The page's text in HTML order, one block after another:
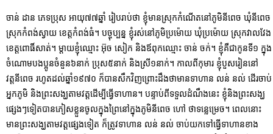
ចាន់ ដាន ភេទប្រុស អាយុ៧៧ឆ្នាំ រៀបរាប់ថា ខ្ញុំមានស្រុកកំណើតនៅភូមិនីពេច ឃុំនីពេច
ស្រុកកំពង់ស្វាយ ខេត្តកំពង់ធំ។ បច្ចុប្បន្ន ខ្ញុំរស់នៅភូមិប្រម៉ោយ ឃុំប្រម៉ោយ ស្រុកវាលវែង
ខេត្តពោធិ៍សាត់។ ម្តាយខ្ញុំឈ្មោះ អ៊ុច សៀក និងឪពុកឈ្មោះ ចាន់ ចក់។ ខ្ញុំគឺជាកូនទី១ ក្នុង
ចំណោមបងប្អូនចំនួន៦នាក់ ប្រុស៥នាក់ និងស្រី១នាក់។ កាលពីកុមារ ខ្ញុំបួសរៀននៅ
វត្តនីពេច រហូតដល់ឆ្នាំ១៩៧០ ក៏បានសឹកវិញព្រោះដឹងថាមានទាហាន លន់ នល់ ដើរចាប់
អ្នកភូមិ និងព្រះសង្ឃតាមវត្តដើម្បីធ្វើទាហាន។ បន្ទាប់ពីទទួលដំណឹងនេះ ខ្ញុំនិងព្រះសង្ឃ
ផ្សេងៗទៀតបានភៀសខ្លួនចូលក្នុងព្រៃនៅក្នុងភូមិនីពេច​ ហៅ ថាទន្លេម្រេច។ ពេលនោះ
មានព្រះសង្ឃតាមវត្តផ្សេងទៀត ក៏ត្រូវទាហាន លន់ នល់ ចាប់យកទៅធ្វើទាហានខាង